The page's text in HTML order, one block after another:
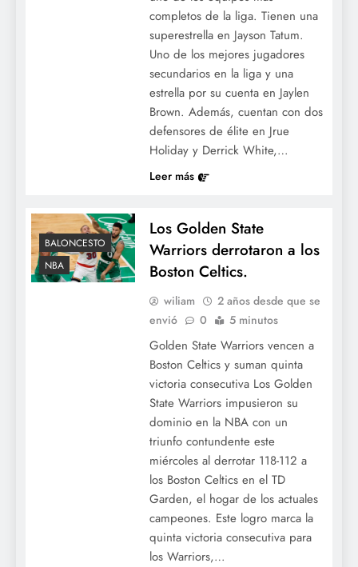
completos de la liga. Tienen una
superestrella en Jayson Tatum.
Uno de los mejores jugadores
secundarios en la liga y una
estrella por su cuenta en Jaylen
Brown. Además, cuentan con dos
defensores de élite en Jrue
Holiday y Derrick White,…
Leer más
BALONCESTO
NBA
Los Golden State
Warriors derrotaron a los
Boston Celtics.
wiliam
2 años desde que se
envió
0 5 minutos
Golden State Warriors vencen a
Boston Celtics y suman quinta
victoria consecutiva Los Golden
State Warriors impusieron su
dominio en la NBA con un
triunfo contundente este
miércoles al derrotar 118-112 a
los Boston Celtics en el TD
Garden, el hogar de los actuales
campeones. Este logro marca la
quinta victoria consecutiva para
los Warriors,…